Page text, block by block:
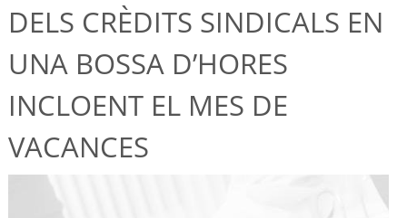
DELS CRÈDITS SINDICALS EN
UNA BOSSA D’HORES
INCLOENT EL MES DE
VACANCES